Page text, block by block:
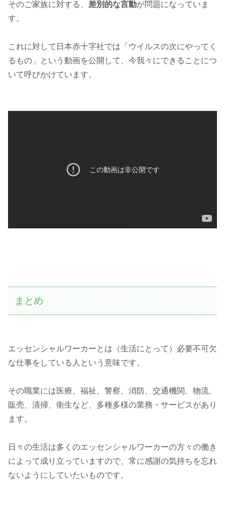
そのご家族に対する、 差別的な言動が問題になっていま
す。
これに対して日本赤十字社では「ウイルスの次にやってく
るもの」という動画を公開して、今我々にできることにつ
いて呼びかけています。
まとめ
エッセンシャルワーカーとは（生活にとって）必要不可欠
な仕事をしている人という意味です。
その職業には医療、福祉、警察、消防、交通機関、物流、
販売、清掃、衛生など、多種多様の業務・サービスがあり
ます。
日々の生活は多くのエッセンシャルワーカーの方々の働き
によって成り立っていますので、常に感謝の気持ちを忘れ
ないようにしていたいものです。